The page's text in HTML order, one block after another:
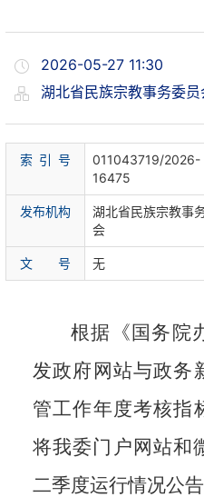
2026-05-27 11:30
湖北省民族宗教事务委员
索 引 号
011043719/2026-
16475
发布机构
湖北省民族宗教事
会
文 号 无
根据《国务院
发政府网站与政务
管工作年度考核指
将我委门户 网站和
二季度运行情况公告